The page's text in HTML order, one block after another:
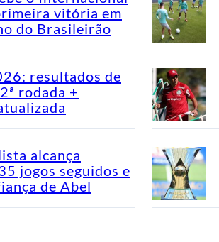
vitória em
do Brasileirão
resultados de
rodada +
alcança
jogos seguidos e
de Abel